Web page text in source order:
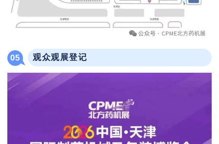
05 观众观展登记